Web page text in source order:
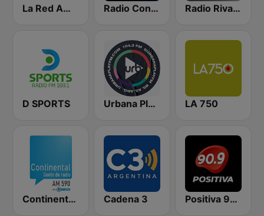
La Red AM 910 Radio Con Vos 89.9 Radio Rivadavia 630 AM
D SPORTS Urbana Play 104.3 FM LA 750
Continental 590 AM Cadena 3 Positiva 90.9 - Radio Mitre Corrientes